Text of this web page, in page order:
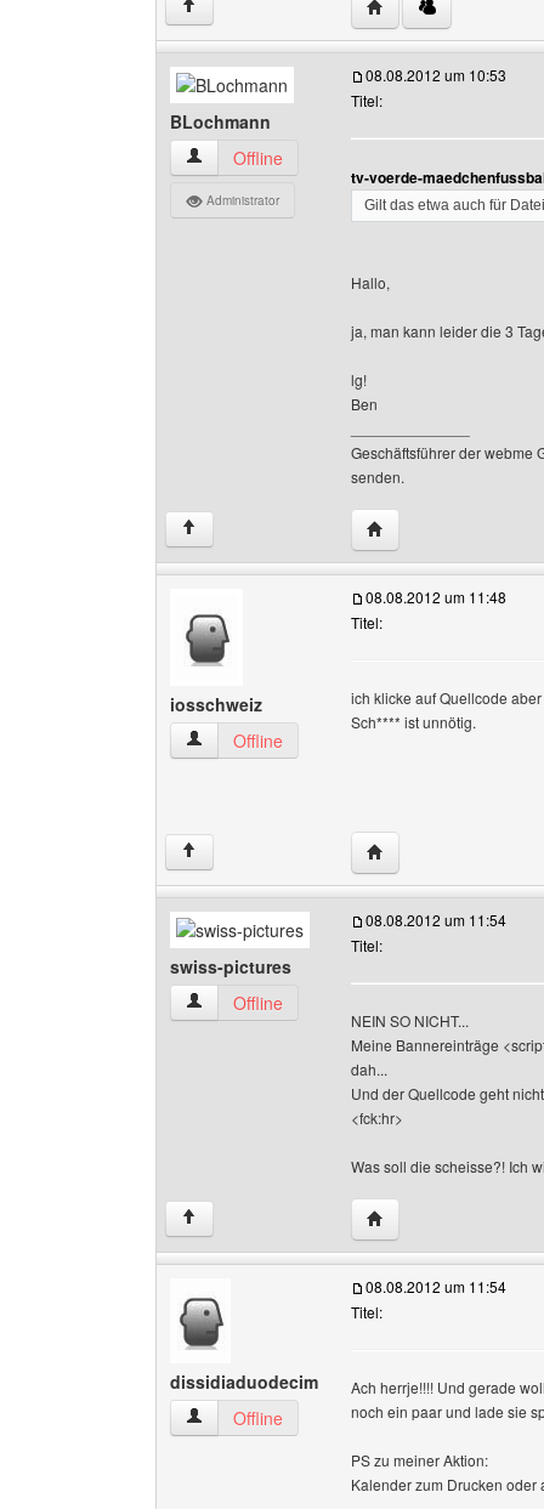
↑ Website dieses
BLochmann
BLochmann Benutzer-Profile anzeigen
Offline
Administrator
08.08.2012 um 10:53
Titel:
tv-voerde-
Gilt das etwa auch für
Hallo,
ja, man kann leider die 3
lg!
Ben
Geschäftsführer der webme
senden.
↑ Website dieses
iosschweiz
iosschweiz Benutzer-Profile anzeigen
Offline
08.08.2012 um 11:48
Titel:
ich klicke auf Quellcode
Sch**** ist unnötig.
↑ Website dieses
swiss-pictures
swiss-pictures Benutzer-Profile anzeigen
Offline
08.08.2012 um 11:54
Titel:
NEIN SO NICHT...
Meine Bannereinträge
dah...
Und der Quellcode geht
<fck:hr>
Was soll die scheisse?! Ich
↑ Website dieses
dissidiaduodecim
dissidiaduodecim Benutzer-Profile anzeigen
Offline
08.08.2012 um 11:54
Titel:
Ach herrje!!!! Und gerade
noch ein paar und lade sie
PS zu meiner Aktion:
Kalender zum Drucken